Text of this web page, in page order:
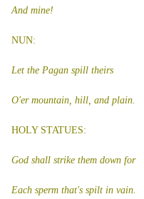
And mine!
NUN:
Let the Pagan spill theirs
O'er mountain, hill, and plain.
HOLY STATUES:
God shall strike them down for
Each sperm that's spilt in vain.